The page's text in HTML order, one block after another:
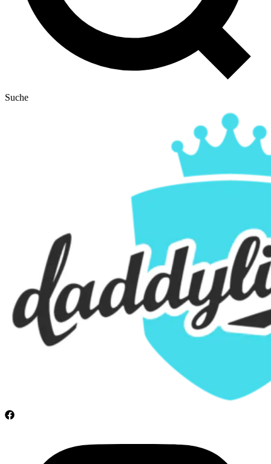
Suche